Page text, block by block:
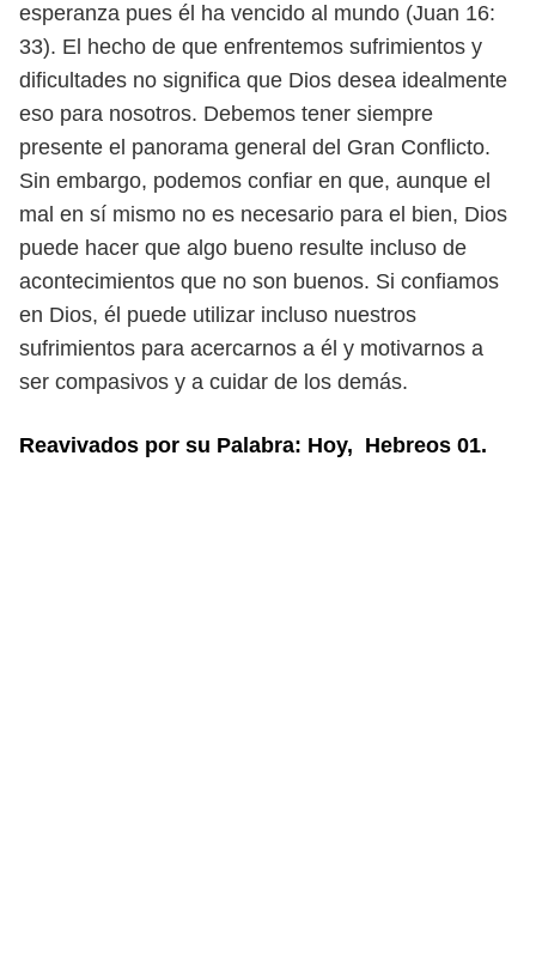
esperanza pues él ha vencido al mundo (Juan 16:
33). El hecho de que enfrentemos sufrimientos y
dificultades no significa que Dios desea idealmente
eso para nosotros. Debemos tener siempre
presente el panorama general del Gran Conflicto.
Sin embargo, podemos confiar en que, aunque el
mal en sí mismo no es necesario para el bien, Dios
puede hacer que algo bueno resulte incluso de
acontecimientos que no son buenos. Si confiamos
en Dios, él puede utilizar incluso nuestros
sufrimientos para acercarnos a él y motivarnos a
ser compasivos y a cuidar de los demás.
Reavivados por su Palabra: Hoy, Hebreos 01.